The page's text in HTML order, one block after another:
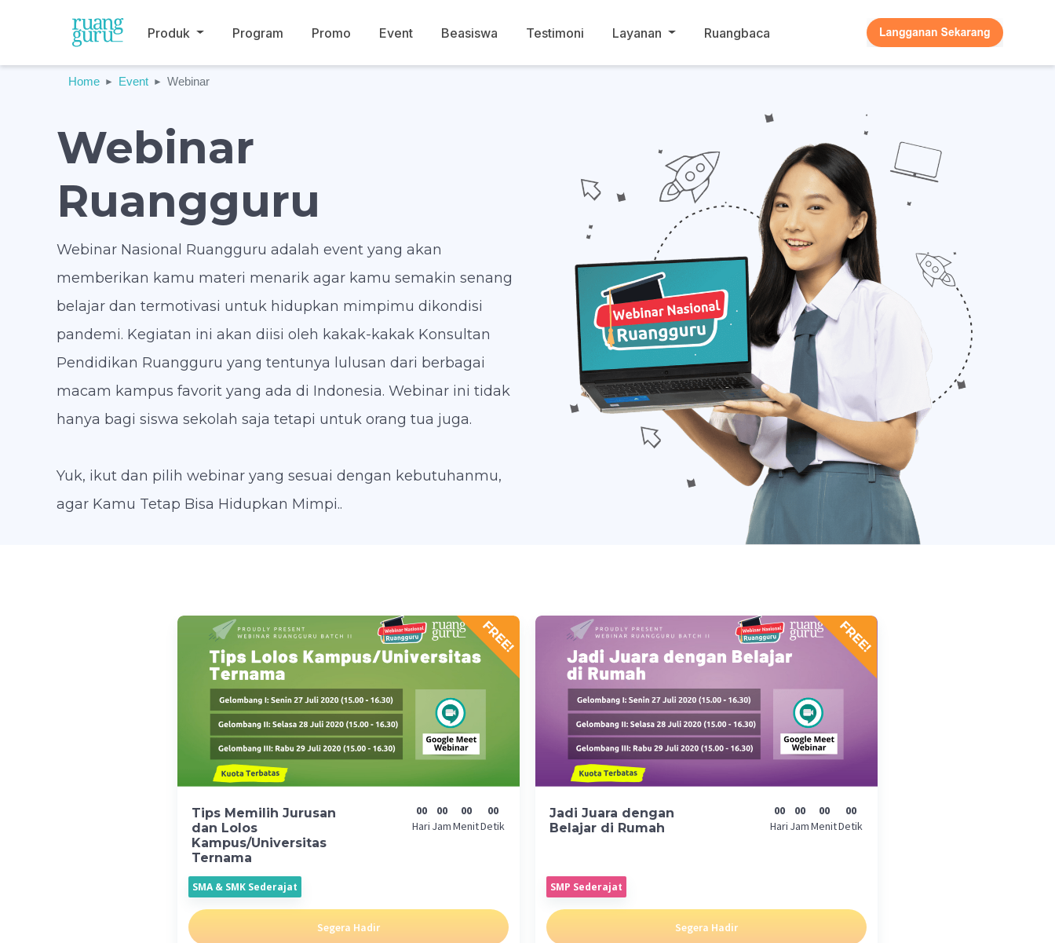
Produk Program Promo Event Beasiswa Testimoni Layanan Ruangbaca
Home Event Webinar
Webinar
Ruangguru
Webinar Nasional Ruangguru adalah event yang akan
memberikan kamu materi menarik agar kamu semakin senang
belajar dan termotivasi untuk hidupkan mimpimu dikondisi
pandemi. Kegiatan ini akan diisi oleh kakak-kakak Konsultan
Pendidikan Ruangguru yang tentunya lulusan dari berbagai
macam kampus favorit yang ada di Indonesia. Webinar ini tidak
hanya bagi siswa sekolah saja tetapi untuk orang tua juga.
Yuk, ikut dan pilih webinar yang sesuai dengan kebutuhanmu,
agar Kamu Tetap Bisa Hidupkan Mimpi..
Tips Memilih Jurusan
dan Lolos
Kampus/Universitas
Ternama
00 00 00
00
Hari JamMenitDetik
SMA & SMK Sederajat
Segera Hadir
Jadi Juara dengan
Belajar di Rumah
00 00 00
00
Hari JamMenitDetik
SMP Sederajat
Segera Hadir